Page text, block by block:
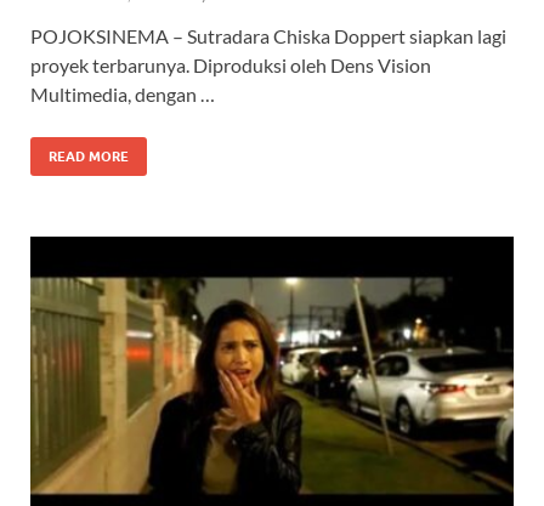
POJOKSINEMA – Sutradara Chiska Doppert siapkan lagi
proyek terbarunya. Diproduksi oleh Dens Vision
Multimedia, dengan …
READ MORE